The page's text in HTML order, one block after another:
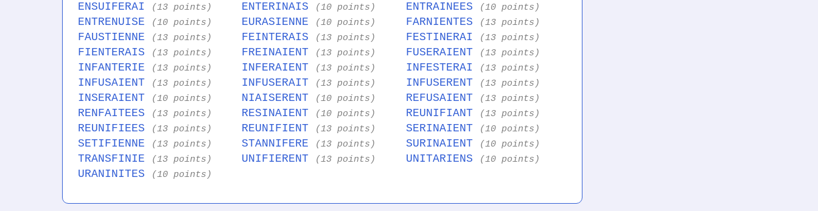
ENSUIFERAI (13 points) ENTERINAIS (10 points) ENTRAINEES (10 points)
ENTRENUISE (10 points) EURASIENNE (10 points) FARNIENTES (13 points)
FAUSTIENNE (13 points) FEINTERAIS (13 points) FESTINERAI (13 points)
FIENTERAIS (13 points) FREINAIENT (13 points) FUSERAIENT (13 points)
INFANTERIE (13 points) INFERAIENT (13 points) INFESTERAI (13 points)
INFUSAIENT (13 points) INFUSERAIT (13 points) INFUSERENT (13 points)
INSERAIENT (10 points) NIAISERENT (10 points) REFUSAIENT (13 points)
RENFAITEES (13 points) RESINAIENT (10 points) REUNIFIANT (13 points)
REUNIFIEES (13 points) REUNIFIENT (13 points) SERINAIENT (10 points)
SETIFIENNE (13 points) STANNIFERE (13 points) SURINAIENT (10 points)
TRANSFINIE (13 points) UNIFIERENT (13 points) UNITARIENS (10 points)
URANINITES (10 points)